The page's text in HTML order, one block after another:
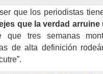
que los periodistas
que la verdad
que tres semanas
de alta definición